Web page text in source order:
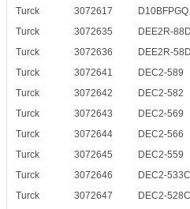
Turck
3072617
D10BFPGQ
Turck
3072635
DEE2R-
Turck
3072636
DEE2R-
Turck
3072641
DEC2-589
Turck
3072642
DEC2-582
Turck
3072643
DEC2-569
Turck
3072644
DEC2-566
Turck
3072645
DEC2-559
Turck
3072646
DEC2-533C
Turck
3072647
DEC2-528C